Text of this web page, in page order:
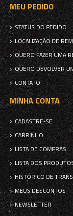
MEU PEDIDO
STATUS DO PEDIDO
LOCALIZAÇÃO DE
QUERO FAZER UMA
QUERO DEVOLVER
CONTATO
MINHA CONTA
CADASTRE-SE
CARRINHO
LISTA DE COMPRAS
LISTA DOS
HISTÓRICO DE
MEUS DESCONTOS
NEWSLETTER